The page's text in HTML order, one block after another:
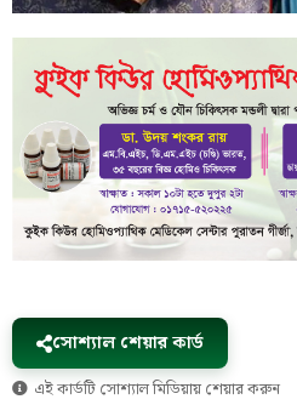
সোশ্যাল শেয়ার কার্ড
এই কার্ডটি সোশ্যাল মিডিয়ায় শেয়ার করুন